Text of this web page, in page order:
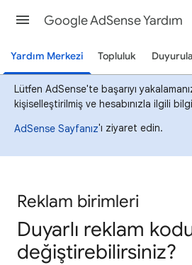
Google AdSense Yardım
Yardım Merkezi Topluluk
Lütfen AdSense'te başarıyı
kişiselleştirilmiş ve hesabınızla ilgili
AdSense Sayfanız'ı ziyaret edin.
Reklam birimleri
Duyarlı reklam
değiştirebilirsiniz?